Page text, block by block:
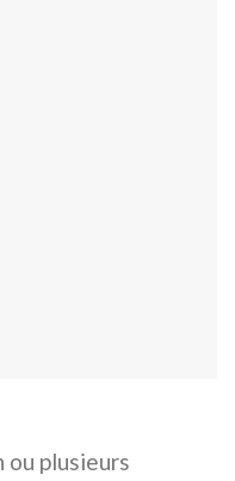
ou plusieurs